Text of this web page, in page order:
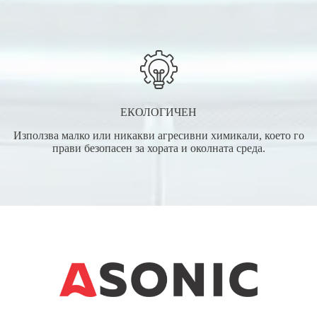
ЕКОЛОГИЧЕН
Използва малко или никакви агресивни химикали, което го
прави безопасен за хората и околната среда.